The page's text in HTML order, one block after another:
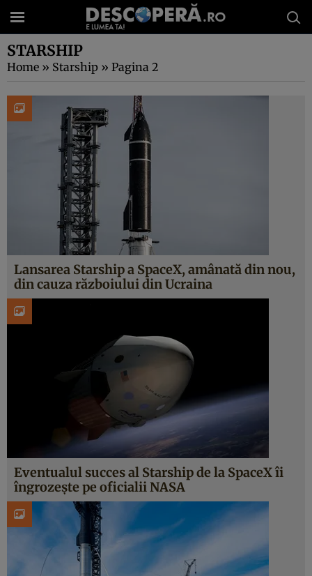
STARSHIP
Home » Starship » Pagina 2
Lansarea Starship a SpaceX, amânată din nou,
din cauza războiului din Ucraina
Eventualul succes al Starship de la SpaceX îi
îngrozește pe oficialii NASA